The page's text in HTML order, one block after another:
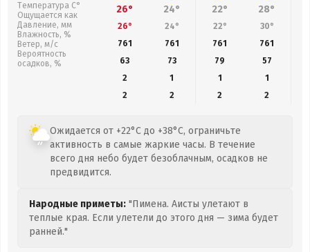
Температура С°
Ощущается как
Давление, мм
Влажность, %
Ветер, м/с
Вероятность
осадков, %
26° 24° 22° 28°
26° 24° 22° 30°
761
761 761 761
63
73 79
57
2
1 1
1
2
2 2 2
Ожидается от +22°C до +38°C, ограничьте
активность в самые жаркие часы. В течение
всего дня небо будет безоблачным, осадков не
предвидится.
Народные приметы: "Пимена. Аисты улетают в
теплые края. Если улетели до этого дня — зима будет
ранней."